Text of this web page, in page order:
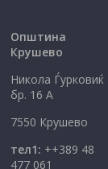
Општина
Крушево
Никола Ѓурковиќ
бр. 16 А
7550 Крушево
тел1: ++389 48
477 061